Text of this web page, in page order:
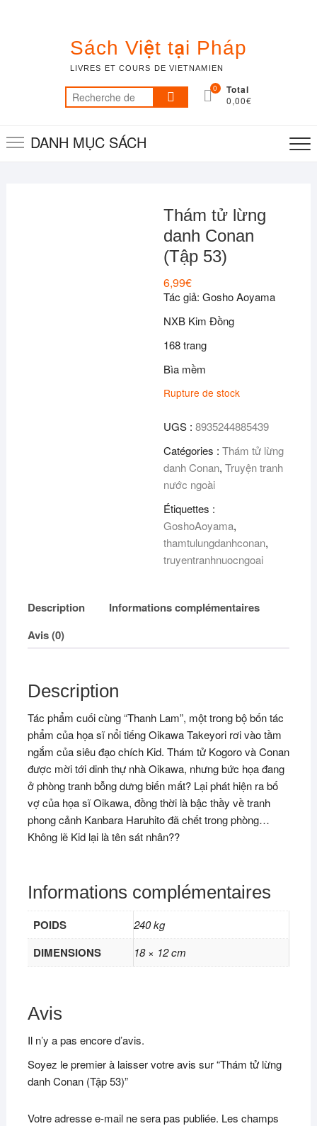
Sách Việt tại Pháp
LIVRES ET COURS DE VIETNAMIEN
Recherche
pour :
0 Total
0,00€
DANH MỤC SÁCH
Thám tử lừng
danh Conan
(Tập 53)
6,99€
Tác giả: Gosho Aoyama
NXB Kim Đồng
168 trang
Bìa mềm
Rupture de stock
UGS :8935244885439
Catégories :Thám tử lừng
danh Conan,Truyện tranh
nước ngoài
Étiquettes :
GoshoAoyama,
thamtulungdanhconan,
truyentranhnuocngoai
Description
Informations complémentaires
Avis (0)
Description
Tác phẩm cuối cùng “Thanh Lam”, một trong bộ bốn tác
phẩm của họa sĩ nổi tiếng Oikawa Takeyori rơi vào tầm
ngắm của siêu đạo chích Kid. Thám tử Kogoro và Conan
được mời tới dinh thự nhà Oikawa, nhưng bức họa đang
ở phòng tranh bỗng dưng biến mất? Lại phát hiện ra bố
vợ của họa sĩ Oikawa, đồng thời là bậc thầy về tranh
phong cảnh Kanbara Haruhito đã chết trong phòng…
Không lẽ Kid lại là tên sát nhân??
Informations complémentaires
POIDS 240 kg
DIMENSIONS 18 × 12 cm
Avis
Il n’y a pas encore d’avis.
Soyez le premier à laisser votre avis sur “Thám tử lừng
danh Conan (Tập 53)”
Votre adresse e-mail ne sera pas publiée. Les champs